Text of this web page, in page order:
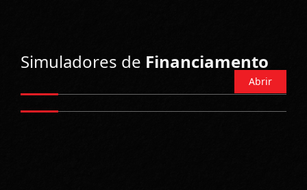
Simuladores de Financiamento
Abrir